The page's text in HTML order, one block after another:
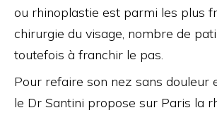
ou rhinoplastie est parmi les plus
chirurgie du visage, nombre de
toutefois à franchir le pas.
Pour refaire son nez sans douleur
le Dr Santini propose sur Paris la